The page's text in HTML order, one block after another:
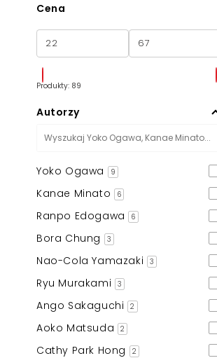
Cena
Produkty: 89
Autorzy
Yoko Ogawa 9
Kanae Minato 6
Ranpo Edogawa 6
Bora Chung 3
Nao-Cola Yamazaki 3
Ryu Murakami 3
Ango Sakaguchi 2
Aoko Matsuda 2
Cathy Park Hong 2